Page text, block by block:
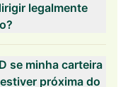
legalmente
se minha carteira
próxima do